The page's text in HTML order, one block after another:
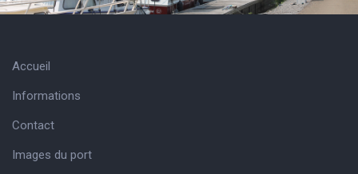
Accueil
Informations
Contact
Images du port